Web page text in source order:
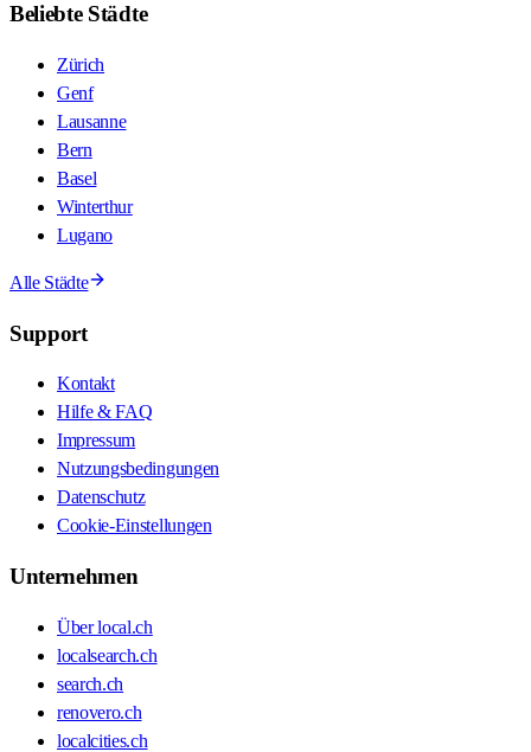
Beliebte Städte
Zürich
Genf
Lausanne
Bern
Basel
Winterthur
Lugano
Alle Städte
Support
Kontakt
Hilfe & FAQ
Impressum
Nutzungsbedingungen
Datenschutz
Cookie-Einstellungen
Unternehmen
Über local.ch
localsearch.ch
search.ch
renovero.ch
localcities.ch